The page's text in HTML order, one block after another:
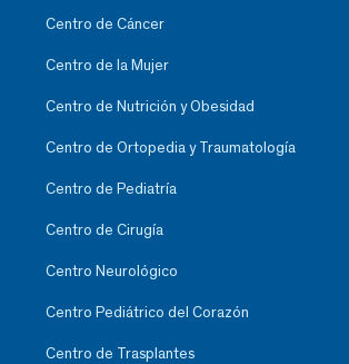
Centro de Cáncer
Centro de la Mujer
Centro de Nutrición y Obesidad
Centro de Ortopedia y Traumatología
Centro de Pediatría
Centro de Cirugía
Centro Neurológico
Centro Pediátrico del Corazón
Centro de Trasplantes